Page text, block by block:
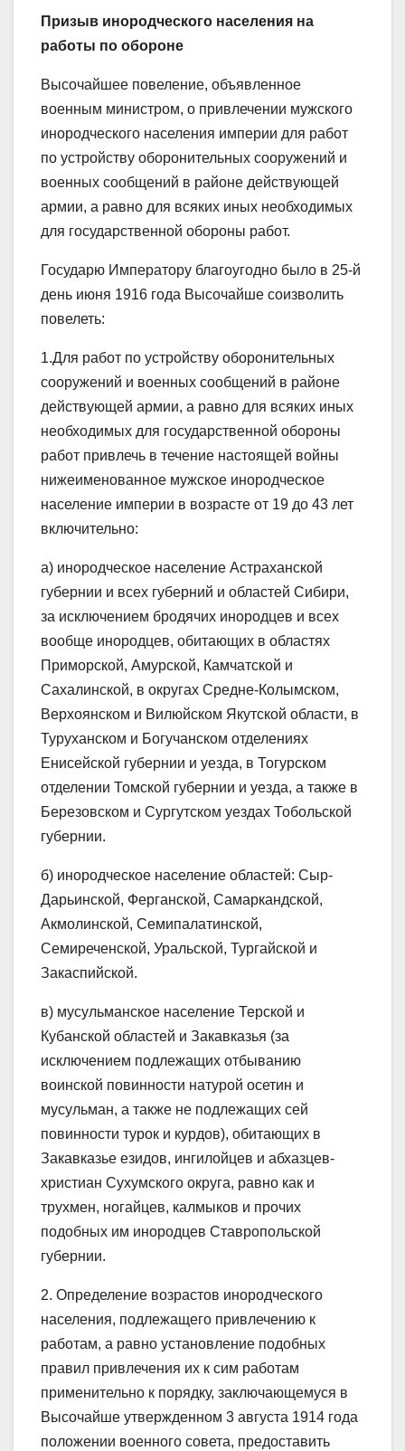
Призыв инородческого населения на
работы по обороне
Высочайшее повеление, объявленное
военным министром, о привлечении мужского
инородческого населения империи для работ
по устройству оборонительных сооружений и
военных сообщений в районе действующей
армии, а равно для всяких иных необходимых
для государственной обороны работ.
Государю Императору благоугодно было в 25-й
день июня 1916 года Высочайше соизволить
повелеть:
1.Для работ по устройству оборонительных
сооружений и военных сообщений в районе
действующей армии, а равно для всяких иных
необходимых для государственной обороны
работ привлечь в течение настоящей войны
нижеименованное мужское инородческое
население империи в возрасте от 19 до 43 лет
включительно:
а) инородческое население Астраханской
губернии и всех губерний и областей Сибири,
за исключением бродячих инородцев и всех
вообще инородцев, обитающих в областях
Приморской, Амурской, Камчатской и
Сахалинской, в округах Средне-Колымском,
Верхоянском и Вилюйском Якутской области, в
Туруханском и Богучанском отделениях
Енисейской губернии и уезда, в Тогурском
отделении Томской губернии и уезда, а также в
Березовском и Сургутском уездах Тобольской
губернии.
б) инородческое население областей: Сыр-
Дарьинской, Ферганской, Самаркандской,
Акмолинской, Семипалатинской,
Семиреченской, Уральской, Тургайской и
Закаспийской.
в) мусульманское население Терской и
Кубанской областей и Закавказья (за
исключением подлежащих отбыванию
воинской повинности натурой осетин и
мусульман, а также не подлежащих сей
повинности турок и курдов), обитающих в
Закавказье езидов, ингилойцев и абхазцев-
христиан Сухумского округа, равно как и
трухмен, ногайцев, калмыков и прочих
подобных им инородцев Ставропольской
губернии.
2. Определение возрастов инородческого
населения, подлежащего привлечению к
работам, а равно установление подобных
правил привлечения их к сим работам
применительно к порядку, заключающемуся в
Высочайше утвержденном 3 августа 1914 года
положении военного совета, предоставить